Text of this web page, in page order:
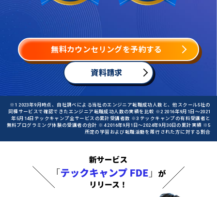
無料カウンセリングを予約する
資料請求
※1 2023年9月時点、自社調べによる当社のエンジニア転職成功人数と、他スクール5社の
同種サービスで確認できたエンジニア転職成功人数の実績を比較 ※2 2016年9月1日〜2021
年5月14日テックキャンプ全サービスの累計受講者数 ※3 テックキャンプの有料受講者と
無料プログラミング体験の受講者の合計 ※4 2016年9月1日〜2024年9月30日の累計実績 ※5
所定の学習および転職活動を履行された方に対する割合